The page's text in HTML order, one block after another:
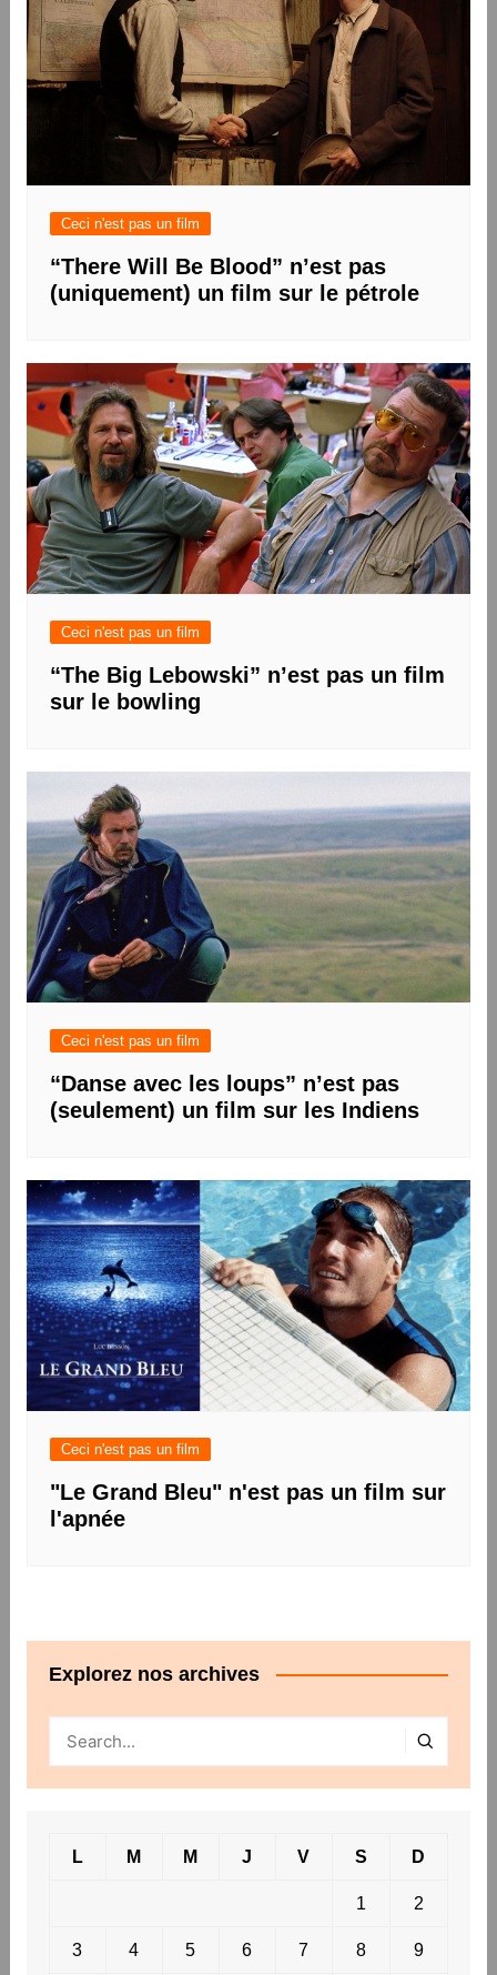
Ceci n'est pas un film
“There Will Be Blood” n’est pas
(uniquement) un film sur le pétrole
Ceci n'est pas un film
“The Big Lebowski” n’est pas un film
sur le bowling
Ceci n'est pas un film
“Danse avec les loups” n’est pas
(seulement) un film sur les Indiens
Ceci n'est pas un film
"Le Grand Bleu" n'est pas un film sur
l'apnée
Explorez nos archives
L M M J V S D
1 2
3 4 5 6 7 8 9